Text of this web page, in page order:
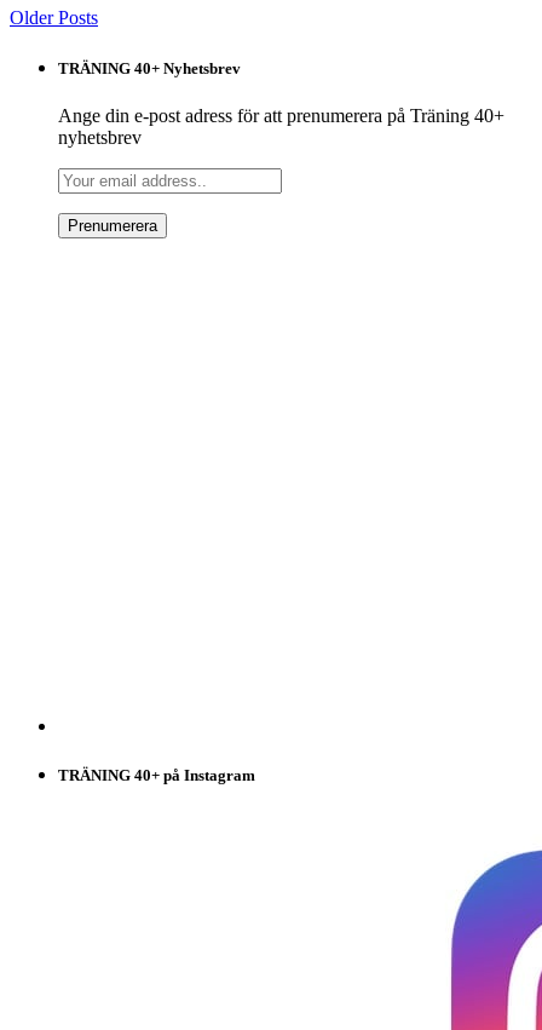
Older Posts
TRÄNING 40+ Nyhetsbrev
Ange din e-post adress för att prenumerera på Träning 40+
nyhetsbrev
TRÄNING 40+ på Instagram